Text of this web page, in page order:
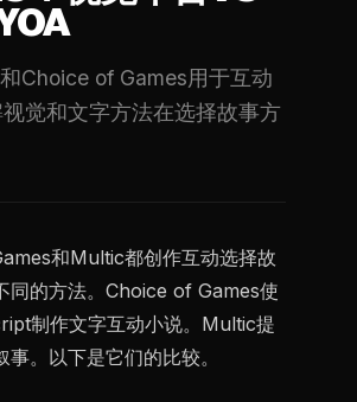
Choice of Games用于互动
觉和文字方法在选择故事方
和Multic都创作互动选择故
同的方法。Choice of Games使
制作文字互动小说。Multic提
事。以下是它们的比较。